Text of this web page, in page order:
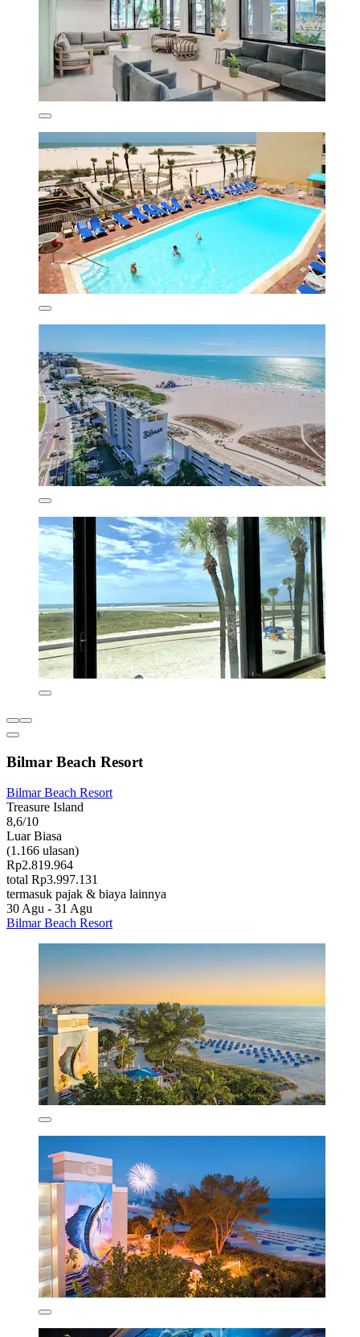
Bilmar Beach Resort
Bilmar Beach Resort
Treasure Island
8,6/10
Luar Biasa
(1.166 ulasan)
Rp2.819.964
total Rp3.997.131
termasuk pajak & biaya lainnya
30 Agu - 31 Agu
Bilmar Beach Resort